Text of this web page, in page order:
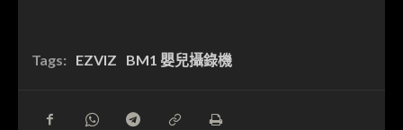
Tags: EZVIZ BM1 嬰兒攝錄機